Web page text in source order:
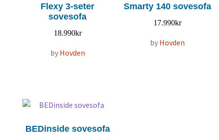
Flexy 3-seter
sovesofa
18.990kr
by Hovden
Smarty 140 sovesofa
17.990kr
by Hovden
BEDinside sovesofa